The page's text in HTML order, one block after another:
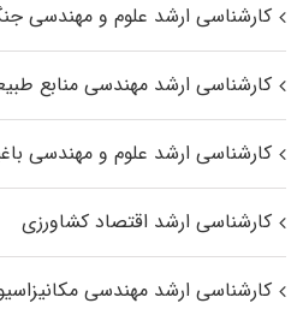
کارشناسی ارشد علوم و مهندسی
کارشناسی ارشد مهندسی منابع
کارشناسی ارشد علوم و مهندسی
کارشناسی ارشد اقتصاد کشاورزی
کارشناسی ارشد مهندسی